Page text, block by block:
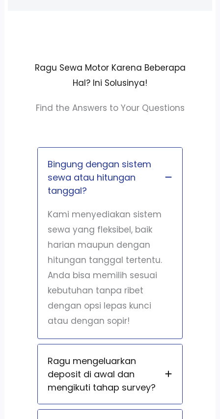
Ragu Sewa Motor Karena Beberapa
Hal? Ini Solusinya!
Find the Answers to Your Questions
Bingung dengan sistem
sewa atau hitungan
tanggal?
Kami menyediakan sistem
sewa yang fleksibel, baik
harian maupun dengan
hitungan tanggal tertentu.
Anda bisa memilih sesuai
kebutuhan tanpa ribet
dengan opsi lepas kunci
atau dengan sopir!
Ragu mengeluarkan
deposit di awal dan
mengikuti tahap survey?